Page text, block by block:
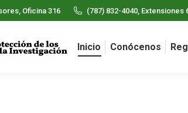
Oficina 316 (787) 832-4040, Extensiones
Inicio Conócenos